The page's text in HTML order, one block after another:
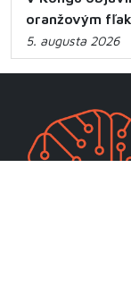
oranžovým
5. augusta 2026